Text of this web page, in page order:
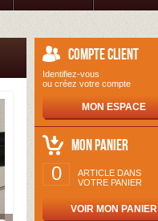
COMPTE CLIENT
Identifiez-vous
ou créez votre compte
MON ESPACE
MON PANIER
0
ARTICLE DANS
VOTRE PANIER
VOIR MON PANIER